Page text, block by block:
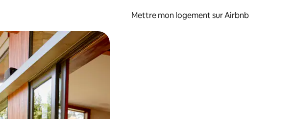
Mettre mon logement sur Airbnb